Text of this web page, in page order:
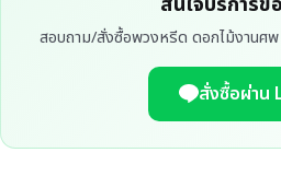
สอบถาม/สั่งซื้อพวงหรีด ดอกไม้งานศ
สั่งซื้อผ่าน